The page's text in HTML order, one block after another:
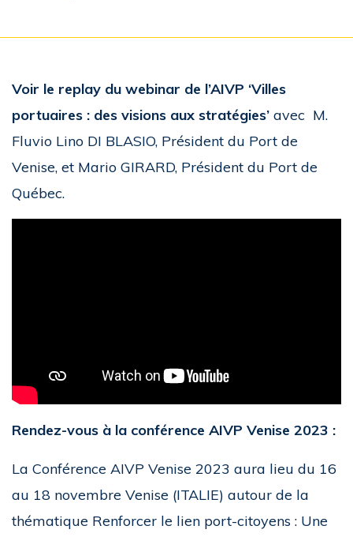
Voir le replay du webinar de l’AIVP ‘Villes
portuaires : des visions aux stratégies’ avec M.
Fluvio Lino DI BLASIO, Président du Port de
Venise, et Mario GIRARD, Président du Port de
Québec.
Rendez-vous à la conférence AIVP Venise 2023 :
La Conférence AIVP Venise 2023 aura lieu du 16
au 18 novembre Venise (ITALIE) autour de la
thématique Renforcer le lien port-citoyens : Une